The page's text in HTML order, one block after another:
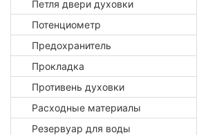
Петля двери духовки
Потенциометр
Предохранитель
Прокладка
Противень духовки
Расходные материалы
Резервуар для воды